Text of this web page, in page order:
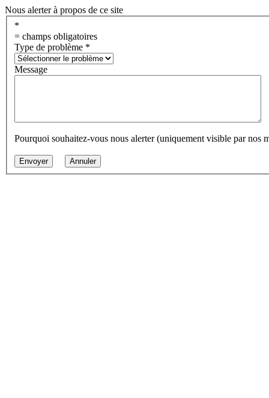
Nous alerter à propos de ce site
*
= champs obligatoires
Type de problème *
Message
Pourquoi souhaitez-vous nous alerter (uniquement visible par nos